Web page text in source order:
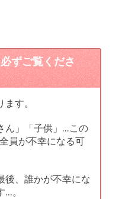
ずご覧くださ
す。
ん」「子供」…この
員が不幸になる可
後、誰かが不幸にな
。